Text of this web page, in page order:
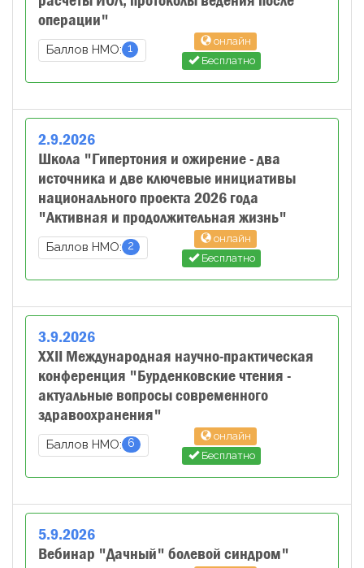
операции"
Баллов НМО: 1
онлайн
Бесплатно
2.9.2026
Школа "Гипертония и ожирение - два
источника и две ключевые инициативы
национального проекта 2026 года
"Активная и продолжительная жизнь"
Баллов НМО: 2
онлайн
Бесплатно
3.9.2026
XXII Международная научно-практическая
конференция "Бурденковские чтения -
актуальные вопросы современного
здравоохранения"
Баллов НМО: 6
онлайн
Бесплатно
5.9.2026
Вебинар "Дачный" болевой синдром"